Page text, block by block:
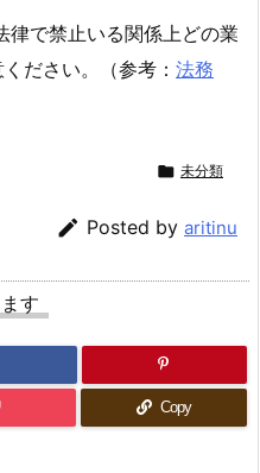
で禁止いる関係上どの業
ださい。（参考： 法務
 未分類
 Posted by aritinu
す
Copy